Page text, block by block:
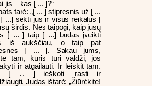
jis – kas [ ... ]?“
tarė: „[ ... ] stipresnis už [ ...
...] sekti jus ir visus reikalus [
širdis. Nes taipogi, kaip jūsų
[ ... ] taip [ ...] būdas įveikti
iš aukščiau, o taip pat
[ ... ]. Sakau jums,
tam, kuris turi valdži, jos
ir atgailauti. Ir leiskit tam,
[ ... ] ieškoti, rasti ir
Judas ištarė: „Žiūrėkite!